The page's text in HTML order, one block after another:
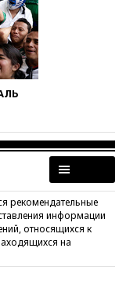
рекомендательные
информации
относящихся к
на